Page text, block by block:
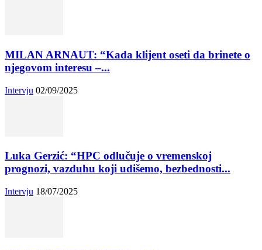
MILAN ARNAUT: “Kada klijent oseti da brinete o
njegovom interesu –...
Intervju 02/09/2025
Luka Gerzić: “HPC odlučuje o vremenskoj
prognozi, vazduhu koji udišemo, bezbednosti...
Intervju 18/07/2025